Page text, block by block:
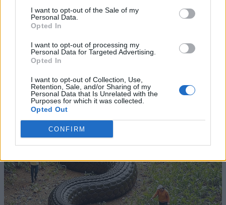
I want to opt-out of the Sale of my
Personal Data.
Opted In
I want to opt-out of processing my
Personal Data for Targeted Advertising.
Opted In
I want to opt-out of Collection, Use,
Retention, Sale, and/or Sharing of my
Personal Data that Is Unrelated with the
Purposes for which it was collected.
Opted Out
CONFIRM